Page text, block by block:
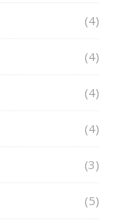
(4)
(4)
(4)
(4)
(3)
(5)